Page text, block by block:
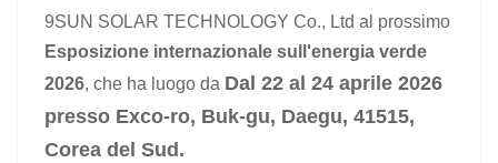
português
العربية
9SUN SOLAR TECHNOLOGY Co., Ltd al prossimo
Esposizione internazionale sull'energia verde
2026, che ha luogo da Dal 22 al 24 aprile 2026
presso Exco-ro, Buk-gu, Daegu, 41515,
Corea del Sud.